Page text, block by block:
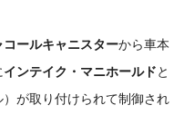
コールキャニスターから車本
インテイク・マニホールドと
が取り付けられて制御され